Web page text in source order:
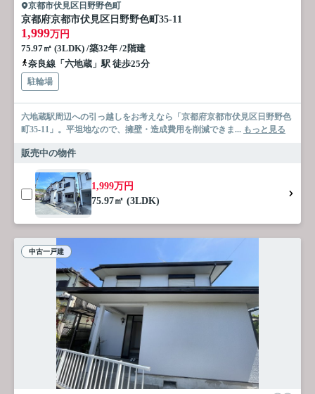
京都市伏見区日野野色町
京都府京都市伏見区日野野色町35-11
1,999万円
75.97㎡ (3LDK) /築32年 /2階建
奈良線「六地蔵」駅 徒歩25分
駐輪場
六地蔵駅周辺への引っ越しをお考えなら「京都府京都市伏見区日野野色
町35-11」。平坦地なので、擁壁・造成費用を削減できま... もっと見る
販売中の物件
1,999万円
75.97㎡ (3LDK)
中古一戸建